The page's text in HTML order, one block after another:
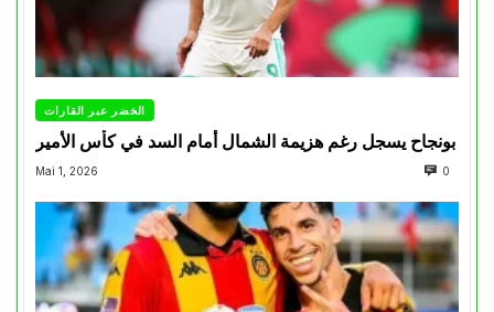
الخضر عبر القارات
بونجاح يسجل رغم هزيمة الشمال أمام السد في كأس الأمير
Mai 1, 2026 0